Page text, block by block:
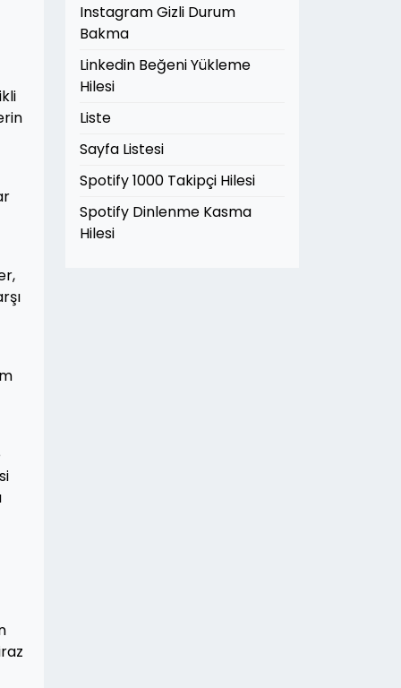
Instagram Gizli Durum
Bakma
Linkedin Beğeni Yükleme
Hilesi
Liste
Sayfa Listesi
Spotify 1000 Takipçi Hilesi
Spotify Dinlenme Kasma
Hilesi